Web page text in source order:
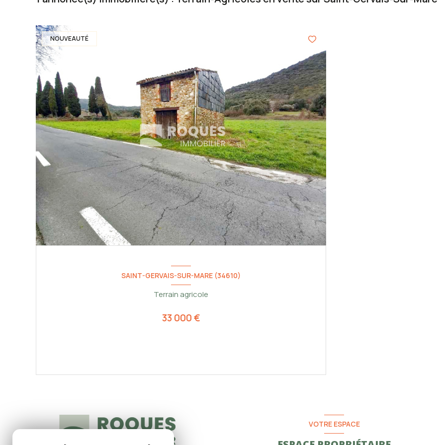
NOUVEAUTÉ
SAINT-GERVAIS-SUR-MARE (34610)
Terrain agricole
33 000 €
VOTRE ESPACE